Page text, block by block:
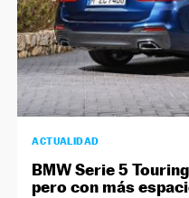
ACTUALIDAD
BMW Serie 5
pero con más